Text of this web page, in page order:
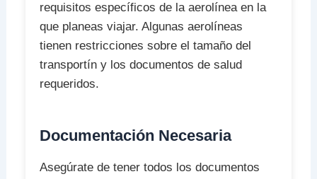
requisitos específicos de la aerolínea en la
que planeas viajar. Algunas aerolíneas
tienen restricciones sobre el tamaño del
transportín y los documentos de salud
requeridos.
Documentación Necesaria
Asegúrate de tener todos los documentos